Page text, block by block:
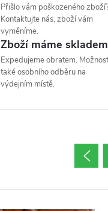
Přišlo vám poškozeného
Kontaktujte nás, zboží vám
vyměníme.
Zboží máme skladem
Expedujeme obratem.
také osobního odběru na
výdejním místě.